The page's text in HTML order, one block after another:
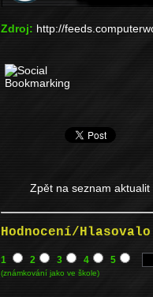
Zdroj: http://
Zpět na seznam aktualit
Hodnocení/
1 2 3 4 5
(známkování jako ve škole)